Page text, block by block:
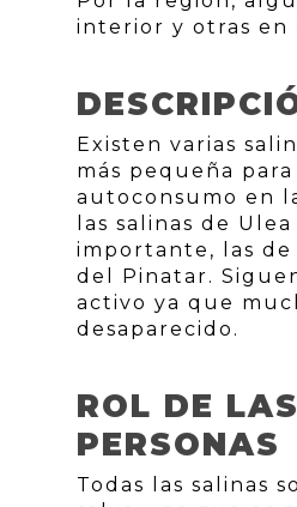
interior y otras en
Existen varias
más pequeña para
autoconsumo en
las salinas de
importante, las de
del Pinatar.
activo ya que
desaparecido.
ROL DE LAS
PERSONAS
Todas las salinas